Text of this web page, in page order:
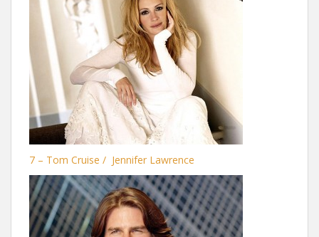
7 – Tom Cruise / Jennifer Lawrence